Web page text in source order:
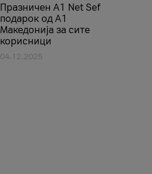
Празничен A1 Net Sеf
подарок од А1
Македонија за сите
корисници
04.12.2025